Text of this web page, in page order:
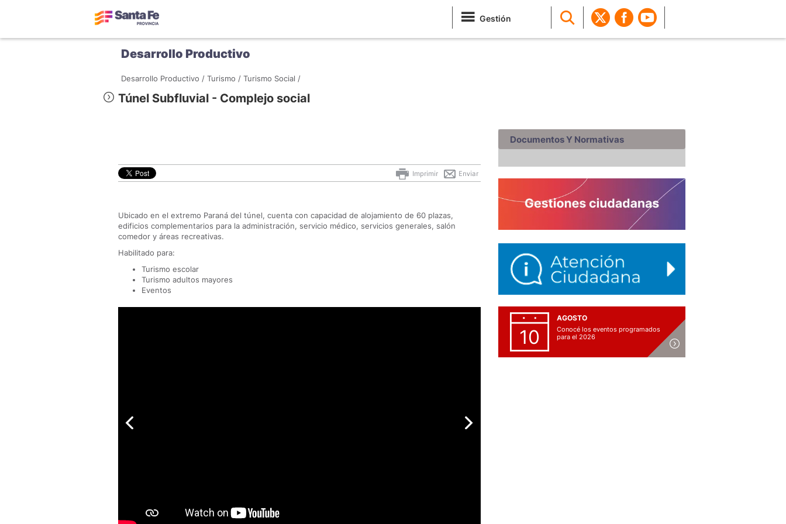
Gestión
Desarrollo Productivo
Desarrollo Productivo / Turismo / Turismo Social /
Túnel Subfluvial - Complejo social
Enviar
Imprimir
Ubicado en el extremo Paraná del túnel, cuenta con capacidad de alojamiento de 60 plazas,
edificios complementarios para la administración, servicio médico, servicios generales, salón
comedor y áreas recreativas.
Habilitado para:
Turismo escolar
Turismo adultos mayores
Eventos
Documentos Y Normativas
10
AGOSTO
Conocé los eventos programados
para el 2026